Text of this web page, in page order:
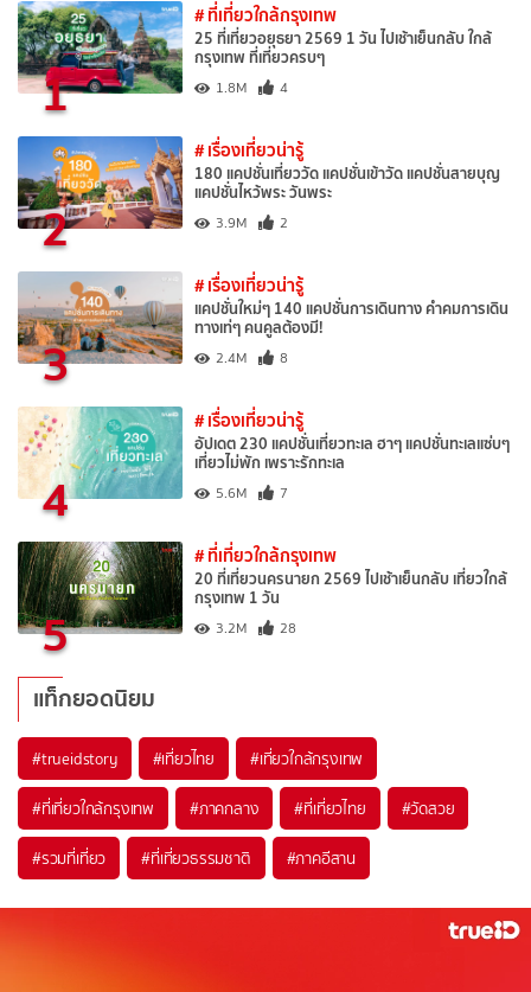
1
# ที่เที่ยวใกล้กรุงเทพ
25 ที่เที่ยวอยุธยา 2569 1 วัน ไปเช้าเย็นกลับ ใกล้
กรุงเทพ ที่เที่ยวครบๆ
1.8M 4
2
# เรื่องเที่ยวน่ารู้
180 แคปชั่นเที่ยววัด แคปชั่นเข้าวัด แคปชั่นสายบุญ
แคปชั่นไหว้พระ วันพระ
3.9M 2
3
# เรื่องเที่ยวน่ารู้
แคปชั่นใหม่ๆ 140 แคปชั่นการเดินทาง คำคมการเดิน
ทางเท่ๆ คนคูลต้องมี!
2.4M 8
4
# เรื่องเที่ยวน่ารู้
อัปเดต 230 แคปชั่นเที่ยวทะเล ฮาๆ แคปชั่นทะเลแซ่บๆ
เที่ยวไม่พัก เพราะรักทะเล
5.6M 7
5
# ที่เที่ยวใกล้กรุงเทพ
20 ที่เที่ยวนครนายก 2569 ไปเช้าเย็นกลับ เที่ยวใกล้
กรุงเทพ 1 วัน
3.2M 28
แท็กยอดนิยม
#trueidstory #เที่ยวไทย #เที่ยวใกล้กรุงเทพ
#ที่เที่ยวใกล้กรุงเทพ #ภาคกลาง #ที่เที่ยวไทย #วัดสวย
#รวมที่เที่ยว #ที่เที่ยวธรรมชาติ #ภาคอีสาน